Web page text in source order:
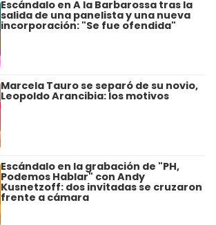
Escándalo en A la Barbarossa tras la
salida de una panelista y una nueva
incorporación: "Se fue ofendida"
Marcela Tauro se separó de su novio,
Leopoldo Arancibia: los motivos
Escándalo en la grabación de "PH,
Podemos Hablar" con Andy
Kusnetzoff: dos invitadas se cruzaron
frente a cámara